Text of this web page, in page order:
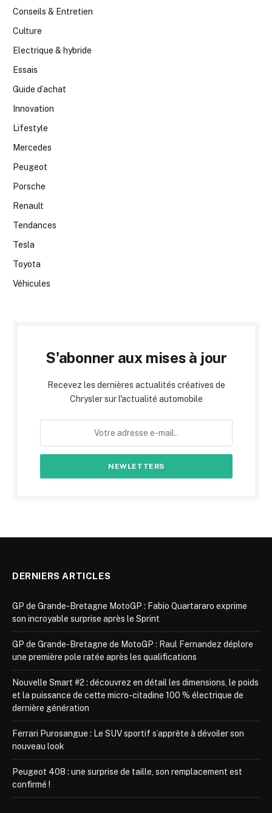
Conseils & Entretien
Culture
Electrique & hybride
Essais
Guide d’achat
Innovation
Lifestyle
Mercedes
Peugeot
Porsche
Renault
Tendances
Tesla
Toyota
Véhicules
S'abonner aux mises à jour
Recevez les dernières actualités créatives de
Chrysler sur l'actualité automobile
DERNIERS ARTICLES
GP de Grande-Bretagne MotoGP : Fabio Quartararo exprime
son incroyable surprise après le Sprint
GP de Grande-Bretagne de MotoGP : Raul Fernandez déplore
une première pole ratée après les qualifications
Nouvelle Smart #2 : découvrez en détail les dimensions, le poids
et la puissance de cette micro-citadine 100 % électrique de
dernière génération
Ferrari Purosangue : Le SUV sportif s’apprête à dévoiler son
nouveau look
Peugeot 408 : une surprise de taille, son remplacement est
confirmé !